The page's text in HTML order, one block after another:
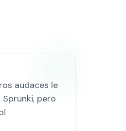
audaces le
pero